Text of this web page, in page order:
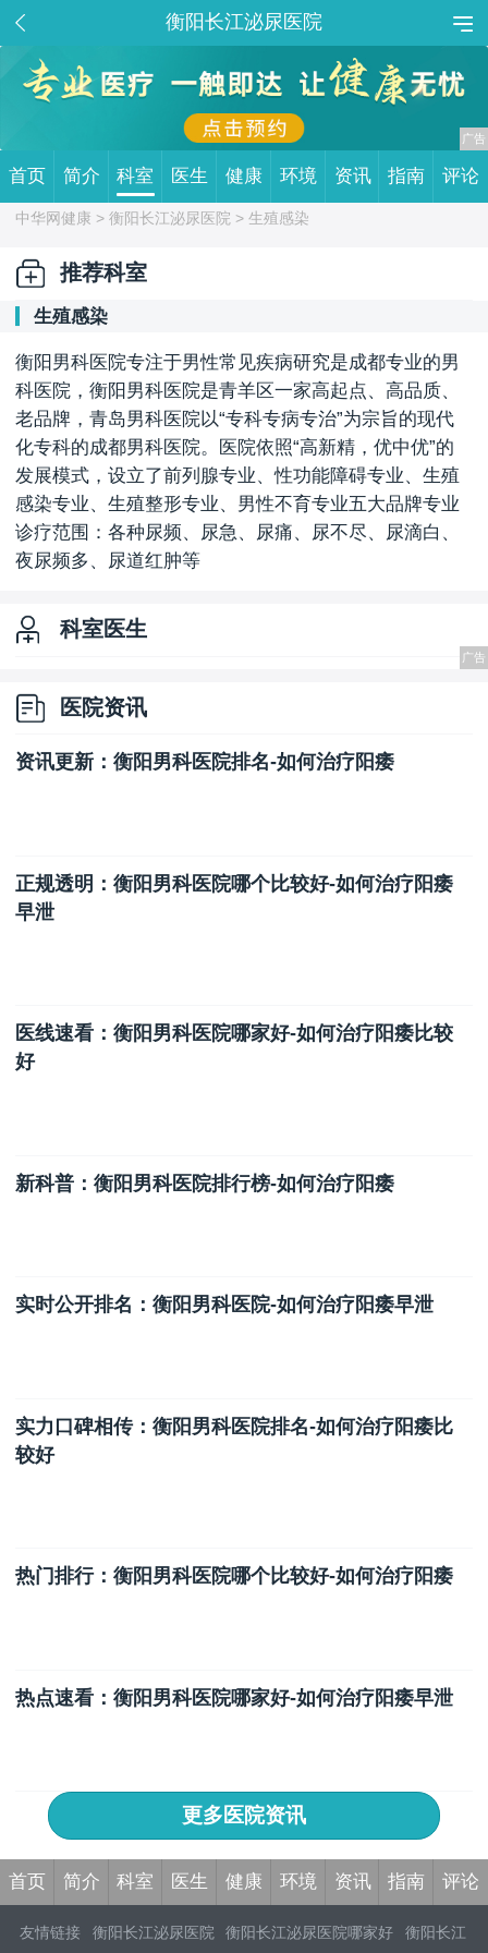
衡阳长江泌尿医院
首页 简介 科室 医生 健康 环境 资讯 指南 评论
中华网健康 >衡阳长江泌尿医院 > 生殖感染
推荐科室
生殖感染
衡阳男科医院专注于男性常见疾病研究是成都专业的男
科医院，衡阳男科医院是青羊区一家高起点、高品质、
老品牌，青岛男科医院以“专科专病专治”为宗旨的现代
化专科的成都男科医院。医院依照“高新精，优中优”的
发展模式，设立了前列腺专业、性功能障碍专业、生殖
感染专业、生殖整形专业、男性不育专业五大品牌专业
诊疗范围：各种尿频、尿急、尿痛、尿不尽、尿滴白、
夜尿频多、尿道红肿等
科室医生
医院资讯
资讯更新：衡阳男科医院排名-如何治疗阳痿
正规透明：衡阳男科医院哪个比较好-如何治疗阳痿
早泄
医线速看：衡阳男科医院哪家好-如何治疗阳痿比较
好
新科普：衡阳男科医院排行榜-如何治疗阳痿
实时公开排名：衡阳男科医院-如何治疗阳痿早泄
实力口碑相传：衡阳男科医院排名-如何治疗阳痿比
较好
热门排行：衡阳男科医院哪个比较好-如何治疗阳痿
热点速看：衡阳男科医院哪家好-如何治疗阳痿早泄
更多医院资讯
首页 简介 科室 医生 健康 环境 资讯 指南 评论
友情链接 衡阳长江泌尿医院 衡阳长江泌尿医院哪家好
衡阳长江